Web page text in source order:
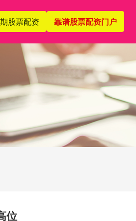
股票配资 靠谱股票配资门户
位